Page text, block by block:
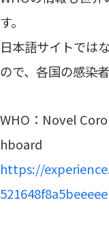
す。
日本語サイトでは
ので、各国の感染
WHO：Novel
hboard
https://